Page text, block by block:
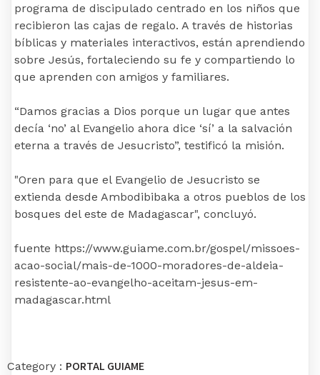
programa de discipulado centrado en los niños que
recibieron las cajas de regalo. A través de historias
bíblicas y materiales interactivos, están aprendiendo
sobre Jesús, fortaleciendo su fe y compartiendo lo
que aprenden con amigos y familiares.
“Damos gracias a Dios porque un lugar que antes
decía ‘no’ al Evangelio ahora dice ‘sí’ a la salvación
eterna a través de Jesucristo”, testificó la misión.
"Oren para que el Evangelio de Jesucristo se
extienda desde Ambodibibaka a otros pueblos de los
bosques del este de Madagascar", concluyó.
fuente https://www.guiame.com.br/gospel/missoes-
acao-social/mais-de-1000-moradores-de-aldeia-
resistente-ao-evangelho-aceitam-jesus-em-
madagascar.html
Category : PORTAL GUIAME